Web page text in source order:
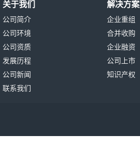
关于我们
公司简介
公司环境
公司资质
发展历程
公司新闻
联系我们
解决方案
企业重组
合并收购
企业融资
公司上市
知识产权